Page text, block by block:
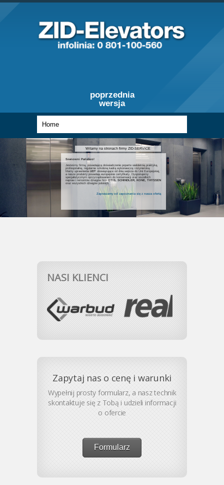
poprzednia
wersja
Witamy na stronach firmy ZID-SERVICE
Szanowni Państwo!
Jesteśmy firmą, posiadającą doświadczenie poparte wieloletnią praktyką,
profesjonalną, regularnie szkoloną kadrą wykonawczą i inżynierską.
Mamy uprawnieniaUDT obowiązujące od dnia wejścia do Unii Europejskiej,
a nasze produkty posiadają europejskie certyfikaty. Dysponujemy
specjalistycznym oprzyrządowaniem do konserwacji oraz wszelkich
napraw i remontów dźwigów firmOTIS, SCHINDLER, KONE, THYSSEN
oraz wszystkich dźwigów polskich.
Zapraszamy od zapoznania się z nasza ofertą
NASI KLIENCI
Zapytaj nas o cenę i warunki
Wypełnij prosty formularz, a nasz technik
skontaktuje się z Tobą i udzieli informacji
o ofercie
Formularz